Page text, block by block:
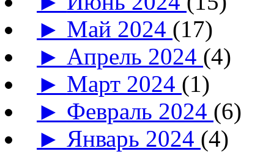
► Май 2024 (17)
► Апрель 2024 (4)
► Март 2024 (1)
► Февраль 2024 (6)
► Январь 2024 (4)